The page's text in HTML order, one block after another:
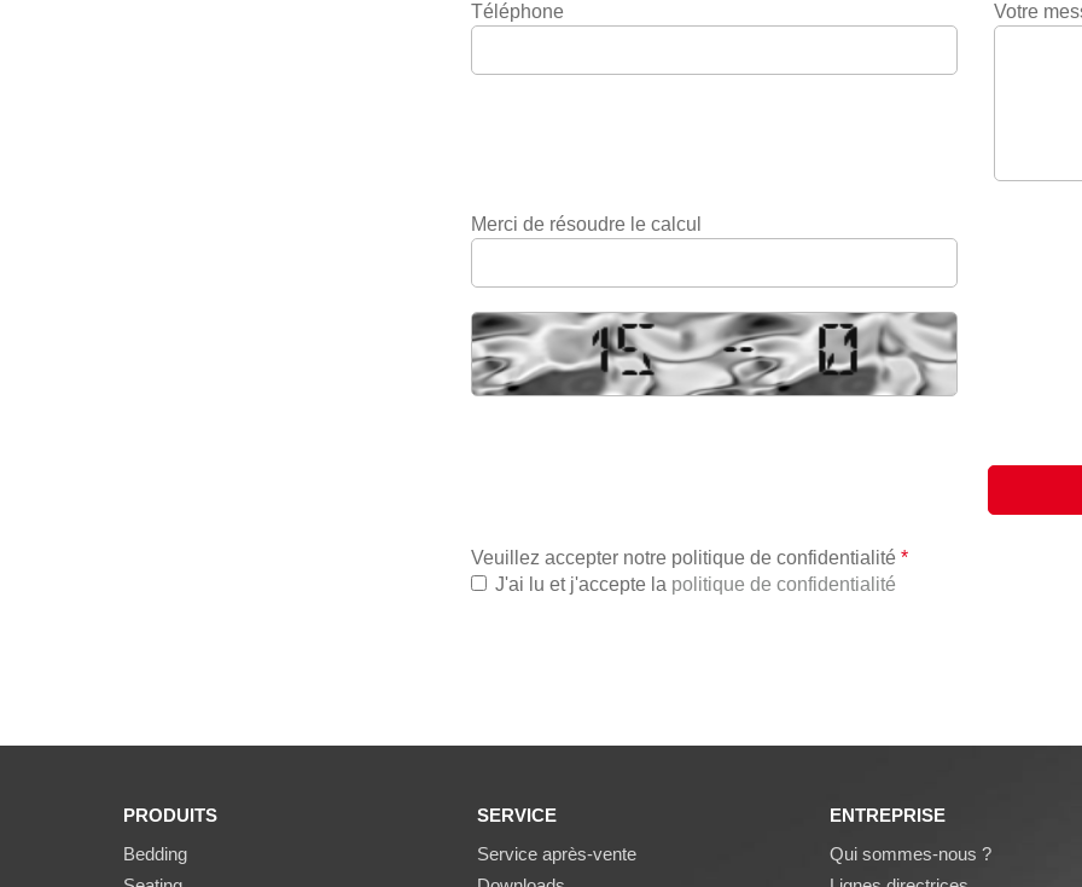
Téléphone Votre
Merci de résoudre le calcul
Veuillez accepter notre politique de confidentialité *
J'ai lu et j'accepte la politique de confidentialité
PRODUITS
Bedding
SERVICE
Service après-vente
ENTREPRISE
Qui sommes-nous ?